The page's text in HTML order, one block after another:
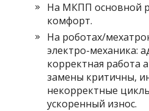
На МКПП основной
комфорт.
На роботах/
электро-механика:
корректная работа
замены критичны,
некорректные
ускоренный износ.